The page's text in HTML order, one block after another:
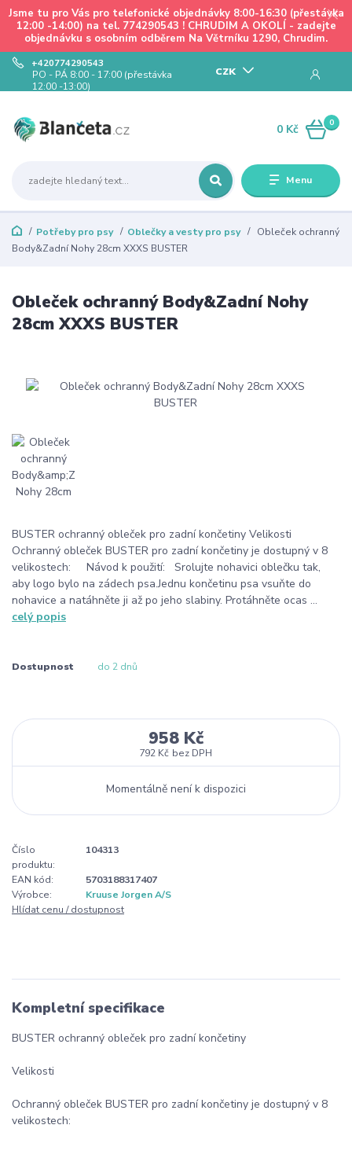
Jsme tu pro Vás pro telefonické objednávky 8:00-16:30 (přestávka
12:00 -14:00) na tel. 774290543 ! CHRUDIM A OKOLÍ - zadejte
objednávku s osobním odběrem Na Větrníku 1290, Chrudim.
Menu
CZK
+420774290543
PO - PÁ 8:00 - 17:00 (přestávka
12:00 -13:00)
0
0 Kč
Potřeby pro psy Oblečky a vesty pro psy
Obleček ochranný
Body&Zadní Nohy 28cm XXXS BUSTER
Obleček ochranný Body&Zadní Nohy
28cm XXXS BUSTER
BUSTER ochranný obleček pro zadní končetiny Velikosti
Ochranný obleček BUSTER pro zadní končetiny je dostupný v 8
velikostech: Návod k použití: Srolujte nohavici oblečku tak,
aby logo bylo na zádech psa.Jednu končetinu psa vsuňte do
nohavice a natáhněte ji až po jeho slabiny. Protáhněte ocas ...
celý popis
Dostupnost do 2 dnů
958 Kč
792 Kč bez DPH
Momentálně není k dispozici
Číslo
produktu:
104313
EAN kód:
5703188317407
Výrobce:
Kruuse Jorgen A/S
Hlídat cenu / dostupnost
Kompletní specifikace
BUSTER ochranný obleček pro zadní končetiny
Velikosti
Ochranný obleček BUSTER pro zadní končetiny je dostupný v 8
velikostech: